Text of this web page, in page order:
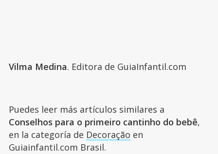
Vilma Medina. Editora de GuiaInfantil.com
Puedes leer más artículos similares a
Conselhos para o primeiro cantinho do bebê,
en la categoría de Decoração en
Guiainfantil.com Brasil.